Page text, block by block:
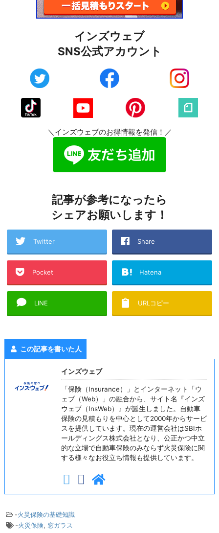
インズウェブ
SNS公式アカウント
＼インズウェブのお得情報を発信！／
記事が参考になったら
シェアお願いします！
Twitter Share
Pocket Hatena
LINE URLコピー
この記事を書いた人
インズウェブ
「保険（Insurance）」とインターネット「ウ
ェブ（Web）」の融合から、サイト名『インズ
ウェブ（InsWeb）』が誕生しました。自動車
保険の見積もりを中心として2000年からサービ
スを提供しています。現在の運営会社はSBIホ
ールディングス株式会社となり、公正かつ中立
的な立場で自動車保険のみならず火災保険に関
する様々なお役立ち情報も提供しています。
-火災保険の基礎知識
-火災保険, 窓ガラス